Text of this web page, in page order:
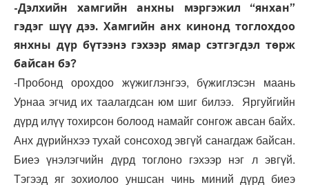
-Дэлхийн хамгийн анхны мэргэжил “янхан”
гэдэг шүү дээ. Хамгийн анх кинонд тоглохдоо
янхны дүр бүтээнэ гэхээр ямар сэтгэгдэл төрж
байсан бэ?
-Пробонд орохдоо жүжиглэнгээ, бүжиглэсэн маань
Урнаа эгчид их таалагдсан юм шиг билээ. Яргуйгийн
дүрд илүү тохирсон болоод намайг сонгож авсан байх.
Анх дүрийнхээ тухай сонсоход эвгүй санагдаж байсан.
Биеэ үнэлэгчийн дүрд тоглоно гэхээр нэг л эвгүй.
Тэгээд яг зохиолоо уншсан чинь миний дүрд биеэ